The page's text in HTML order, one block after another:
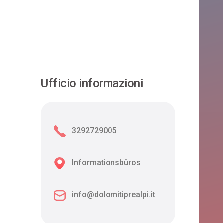
Ufficio informazioni
3292729005
Informationsbüros
info@dolomitiprealpi.it